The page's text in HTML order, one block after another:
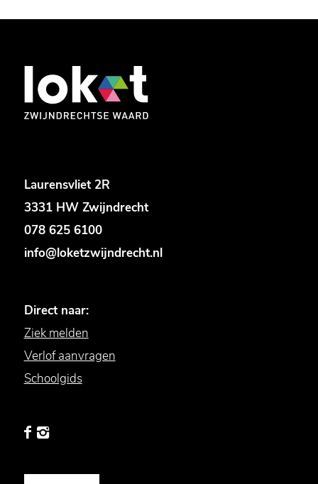
Laurensvliet 2R
3331 HW Zwijndrecht
078 625 6100
info@loketzwijndrecht.nl
Direct naar:
Ziek melden
Verlof aanvragen
Schoolgids